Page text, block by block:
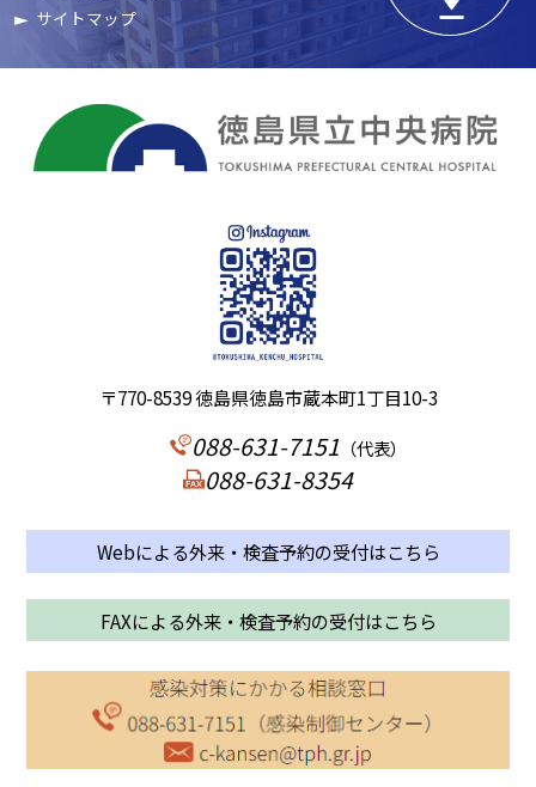
サイトマップ
〒770-8539 徳島県徳島市蔵本町1丁目10-3
088-631-7151 （代表）
088-631-8354
Webによる外来・検査予約の受付はこちら
FAXによる外来・検査予約の受付はこちら